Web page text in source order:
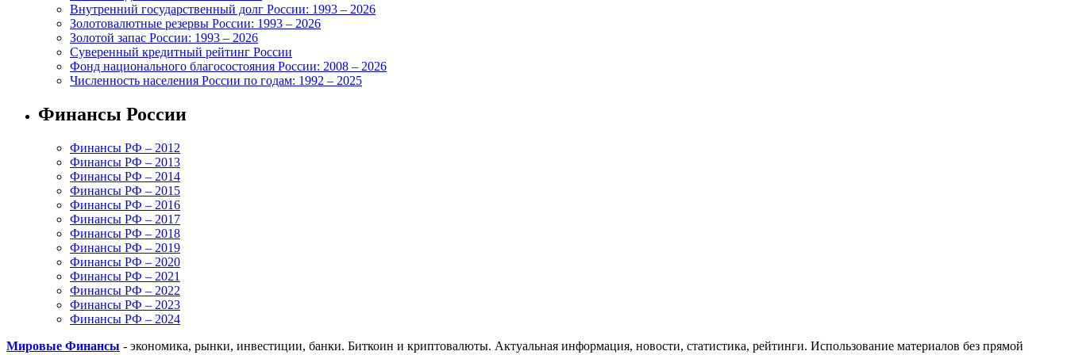
Внутренний государственный долг России: 1993 – 2026
Золотовалютные резервы России: 1993 – 2026
Золотой запас России: 1993 – 2026
Суверенный кредитный рейтинг России
Фонд национального благосостояния России: 2008 – 2026
Численность населения России по годам: 1992 – 2025
Финансы России
Финансы РФ – 2012
Финансы РФ – 2013
Финансы РФ – 2014
Финансы РФ – 2015
Финансы РФ – 2016
Финансы РФ – 2017
Финансы РФ – 2018
Финансы РФ – 2019
Финансы РФ – 2020
Финансы РФ – 2021
Финансы РФ – 2022
Финансы РФ – 2023
Финансы РФ – 2024
Мировые Финансы - экономика, рынки, инвестиции, банки. Биткоин и криптовалюты. Актуальная информация, новости, статистика, рейтинги. Использование материалов без прямой